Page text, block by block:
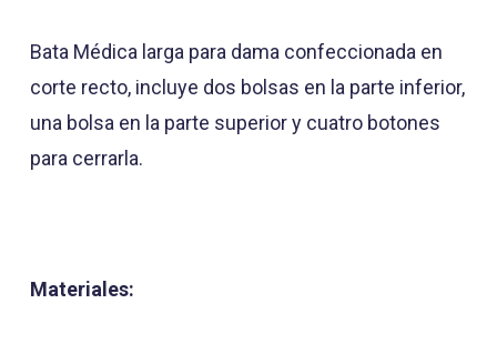
Bata Médica larga para dama confeccionada en
corte recto, incluye dos bolsas en la parte inferior,
una bolsa en la parte superior y cuatro botones
para cerrarla.
Materiales: